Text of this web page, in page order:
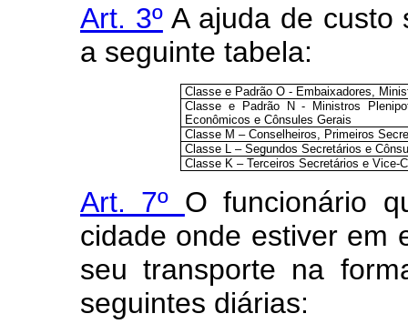
Art. 3ºA ajuda de custo
a seguinte tabela:
Classe e Padrão O - Embaixadores,
Classe e Padrão N - Ministros
Econômicos e Cônsules Gerais
Classe M – Conselheiros, Primeiros
Classe L – Segundos Secretários e
Classe K – Terceiros Secretários e Vice-
Art. 7º O funcionário
cidade onde estiver em
seu transporte na
seguintes diárias: